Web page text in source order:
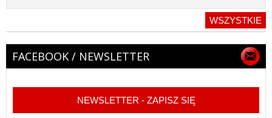
WSZYSTKIE
FACEBOOK / NEWSLETTER
NEWSLETTER - ZAPISZ SIĘ